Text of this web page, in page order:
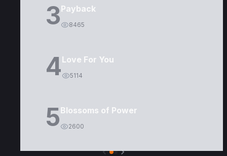
3Payback
8465
4Love For You
5114
5Blossoms of Power
2600